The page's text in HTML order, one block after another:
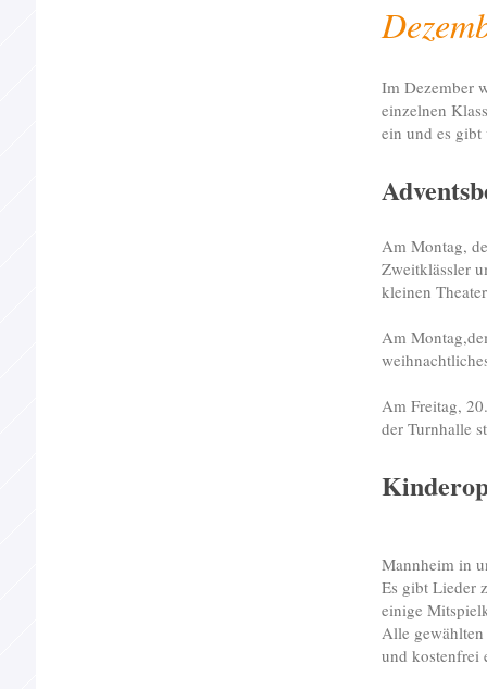
Im Dezember
einzelnen
ein und es gibt
Am Montag,
Zweitklässler
kleinen
Am
Am Freitag,
der Turnhalle
Mannheim in
Es gibt Lieder
einige
Alle
und kostenfrei